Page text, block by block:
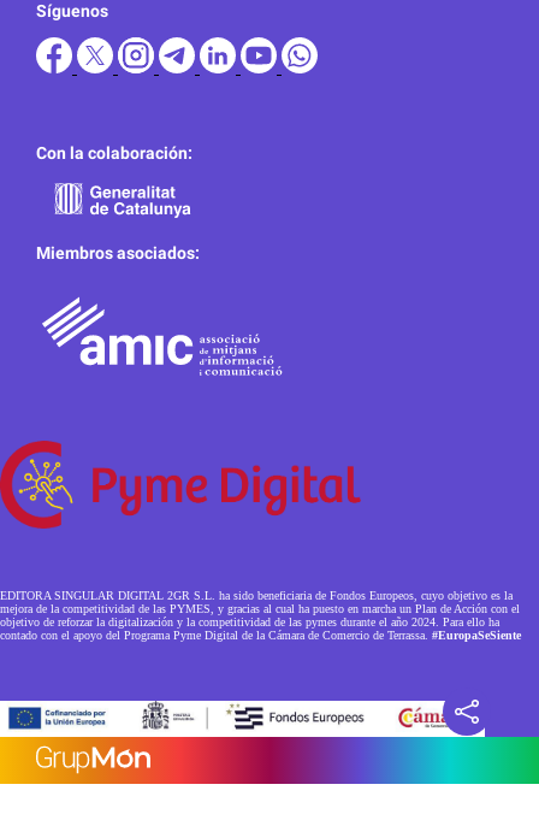
Síguenos
Con la colaboración:
Miembros asociados:
EDITORA SINGULAR DIGITAL 2GR S.L. ha sido beneficiaria de Fondos Europeos, cuyo objetivo es la
mejora de la competitividad de las PYMES, y gracias al cual ha puesto en marcha un Plan de Acción con el
objetivo de reforzar la digitalización y la competitividad de las pymes durante el año 2024. Para ello ha
contado con el apoyo del Programa Pyme Digital de la Cámara de Comercio de Terrassa. #EuropaSeSiente